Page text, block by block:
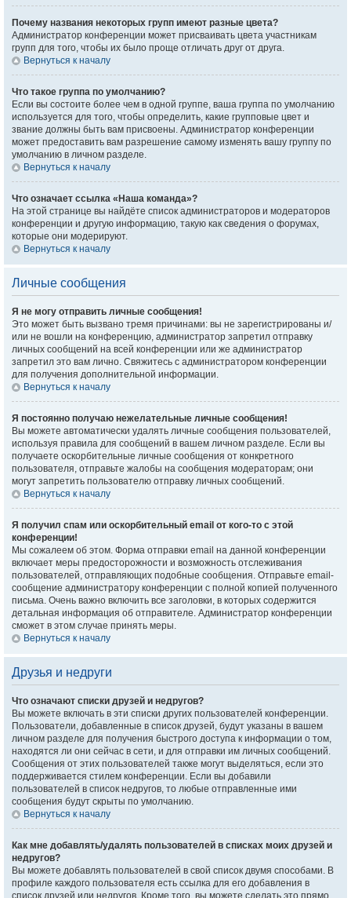
Почему названия некоторых групп имеют разные цвета?
Администратор конференции может присваивать цвета участникам
групп для того, чтобы их было проще отличать друг от друга.
Вернуться к началу
Что такое группа по умолчанию?
Если вы состоите более чем в одной группе, ваша группа по умолчанию
используется для того, чтобы определить, какие групповые цвет и
звание должны быть вам присвоены. Администратор конференции
может предоставить вам разрешение самому изменять вашу группу по
умолчанию в личном разделе.
Вернуться к началу
Что означает ссылка «Наша команда»?
На этой странице вы найдёте список администраторов и модераторов
конференции и другую информацию, такую как сведения о форумах,
которые они модерируют.
Вернуться к началу
Личные сообщения
Я не могу отправить личные сообщения!
Это может быть вызвано тремя причинами: вы не зарегистрированы и/
или не вошли на конференцию, администратор запретил отправку
личных сообщений на всей конференции или же администратор
запретил это вам лично. Свяжитесь с администратором конференции
для получения дополнительной информации.
Вернуться к началу
Я постоянно получаю нежелательные личные сообщения!
Вы можете автоматически удалять личные сообщения пользователей,
используя правила для сообщений в вашем личном разделе. Если вы
получаете оскорбительные личные сообщения от конкретного
пользователя, отправьте жалобы на сообщения модераторам; они
могут запретить пользователю отправку личных сообщений.
Вернуться к началу
Я получил спам или оскорбительный email от кого-то с этой
конференции!
Мы сожалеем об этом. Форма отправки email на данной конференции
включает меры предосторожности и возможность отслеживания
пользователей, отправляющих подобные сообщения. Отправьте email-
сообщение администратору конференции с полной копией полученного
письма. Очень важно включить все заголовки, в которых содержится
детальная информация об отправителе. Администратор конференции
сможет в этом случае принять меры.
Вернуться к началу
Друзья и недруги
Что означают списки друзей и недругов?
Вы можете включать в эти списки других пользователей конференции.
Пользователи, добавленные в список друзей, будут указаны в вашем
личном разделе для получения быстрого доступа к информации о том,
находятся ли они сейчас в сети, и для отправки им личных сообщений.
Сообщения от этих пользователей также могут выделяться, если это
поддерживается стилем конференции. Если вы добавили
пользователей в список недругов, то любые отправленные ими
сообщения будут скрыты по умолчанию.
Вернуться к началу
Как мне добавлять/удалять пользователей в списках моих друзей и
недругов?
Вы можете добавлять пользователей в свой список двумя способами. В
профиле каждого пользователя есть ссылка для его добавления в
список друзей или недругов. Кроме того, вы можете сделать это прямо